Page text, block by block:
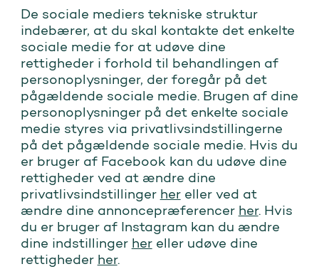
De sociale mediers tekniske struktur
indebærer, at du skal kontakte det enkelte
sociale medie for at udøve dine
rettigheder i forhold til behandlingen af
personoplysninger, der foregår på det
pågældende sociale medie. Brugen af dine
personoplysninger på det enkelte sociale
medie styres via privatlivsindstillingerne
på det pågældende sociale medie. Hvis du
er bruger af Facebook kan du udøve dine
rettigheder ved at ændre dine
privatlivsindstillinger hereller ved at
ændre dine annoncepræferencer her. Hvis
du er bruger af Instagram kan du ændre
dine indstillinger hereller udøve dine
rettigheder her.